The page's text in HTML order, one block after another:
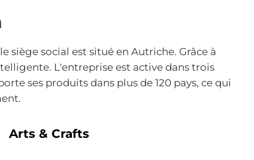
social est situé en Autriche. Grâce à
L'entreprise est active dans trois
ses produits dans plus de 120 pays, ce qui
Arts & Crafts